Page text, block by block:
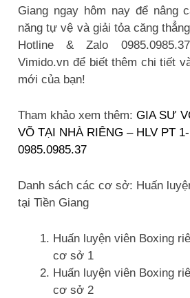
Giang ngay hôm nay để nâng
năng tự vệ và giải tỏa căng
Hotline & Zalo
Vimido.vn để biết thêm chi tiết
mới của bạn!
Tham khảo xem thêm:GIA SƯ
VÕ TẠI NHÀ RIÊNG – HLV PT
0985.0985.37
Danh sách các cơ sở: Huấn
tại Tiền Giang
Huấn luyện viên Boxing
cơ sở 1
Huấn luyện viên Boxing
cơ sở 2